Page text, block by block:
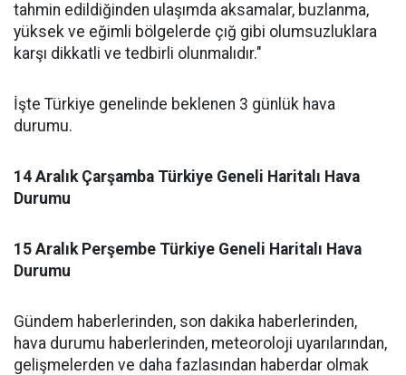
tahmin edildiğinden ulaşımda aksamalar, buzlanma,
yüksek ve eğimli bölgelerde çığ gibi olumsuzluklara
karşı dikkatli ve tedbirli olunmalıdır."
İşte Türkiye genelinde beklenen 3 günlük hava
durumu.
14 Aralık Çarşamba Türkiye Geneli Haritalı Hava
Durumu
15 Aralık Perşembe Türkiye Geneli Haritalı Hava
Durumu
Gündem haberlerinden, son dakika haberlerinden,
hava durumu haberlerinden, meteoroloji uyarılarından,
gelişmelerden ve daha fazlasından haberdar olmak